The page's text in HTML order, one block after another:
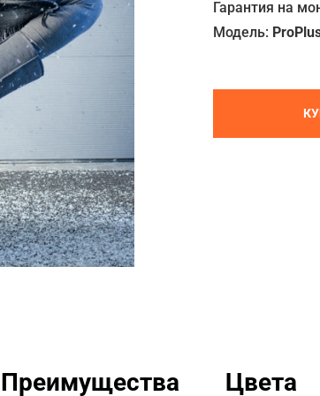
Гарантия на
Модель:
Преимущества Цвета